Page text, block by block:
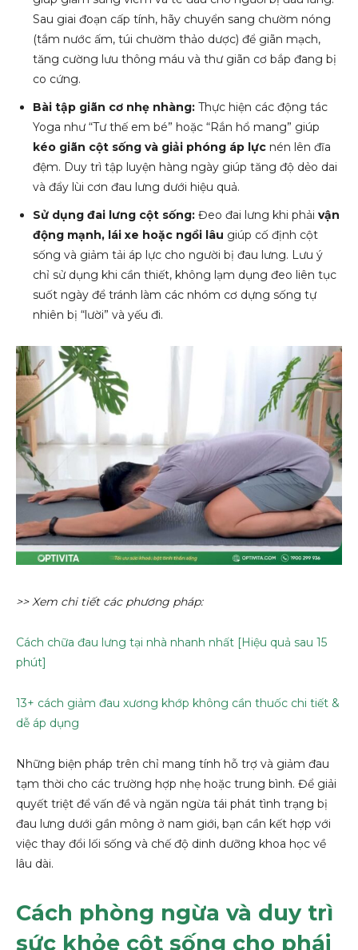
Sau giai đoạn cấp tính, hãy chuyển sang chườm nóng
(tắm nước ấm, túi chườm thảo dược) để giãn mạch,
tăng cường lưu thông máu và thư giãn cơ bắp đang bị
co cứng.
Bài tập giãn cơ nhẹ nhàng: Thực hiện các động tác
Yoga như “Tư thế em bé” hoặc “Rắn hổ mang” giúp
kéo giãn cột sống và giải phóng áp lực nén lên đĩa
đệm. Duy trì tập luyện hàng ngày giúp tăng độ dẻo dai
và đẩy lùi cơn đau lưng dưới hiệu quả.
Sử dụng đai lưng cột sống: Đeo đai lưng khi phải vận
động mạnh, lái xe hoặc ngồi lâu giúp cố định cột
sống và giảm tải áp lực cho người bị đau lưng. Lưu ý
chỉ sử dụng khi cần thiết, không lạm dụng đeo liên tục
suốt ngày để tránh làm các nhóm cơ dựng sống tự
nhiên bị “lười” và yếu đi.
>> Xem chi tiết các phương pháp:
Cách chữa đau lưng tại nhà nhanh nhất [Hiệu quả sau 15
phút]
13+ cách giảm đau xương khớp không cần thuốc chi tiết &
dễ áp dụng
Những biện pháp trên chỉ mang tính hỗ trợ và giảm đau
tạm thời cho các trường hợp nhẹ hoặc trung bình. Để giải
quyết triệt để vấn đề và ngăn ngừa tái phát tình trạng bị
đau lưng dưới gần mông ở nam giới, bạn cần kết hợp với
việc thay đổi lối sống và chế độ dinh dưỡng khoa học về
lâu dài.
Cách phòng ngừa và duy trì
sức khỏe cột sống cho phái